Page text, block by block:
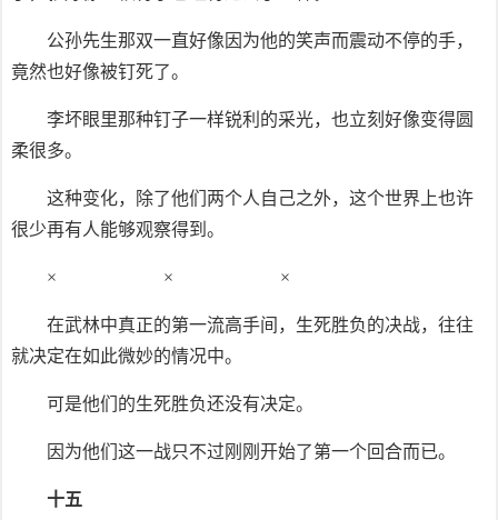
公孙先生那双一直好像因为他的笑声而震动不停的手，
竟然也好像被钉死了。
李坏眼里那种钉子一样锐利的采光，也立刻好像变得圆
柔很多。
这种变化，除了他们两个人自己之外，这个世界上也许
很少再有人能够观察得到。
× × ×
在武林中真正的第一流高手间，生死胜负的决战，往往
就决定在如此微妙的情况中。
可是他们的生死胜负还没有决定。
因为他们这一战只不过刚刚开始了第一个回合而已。
十五